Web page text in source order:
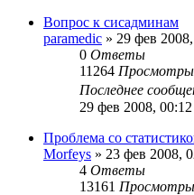
Вопрос к сисадминам
paramedic » 29 фев
0 Ответы
11264 Просмотры
Последнее
29 фев 2008, 00:12
Проблема со
Morfeys » 23 фев 2008,
4 Ответы
13161 Просмотры